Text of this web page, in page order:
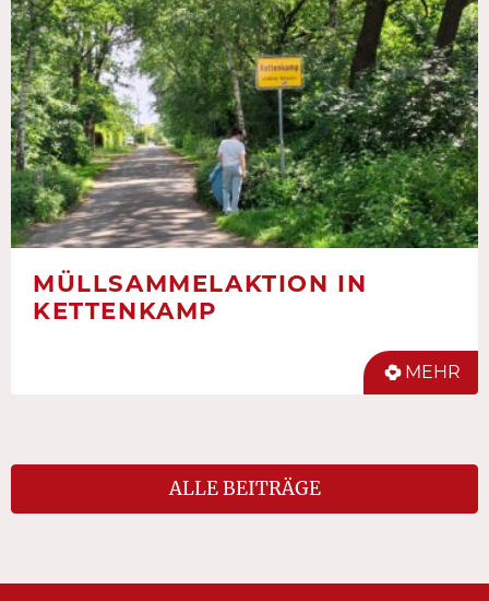
MÜLLSAMMELAKTION IN
KETTENKAMP
MEHR
ALLE BEITRÄGE